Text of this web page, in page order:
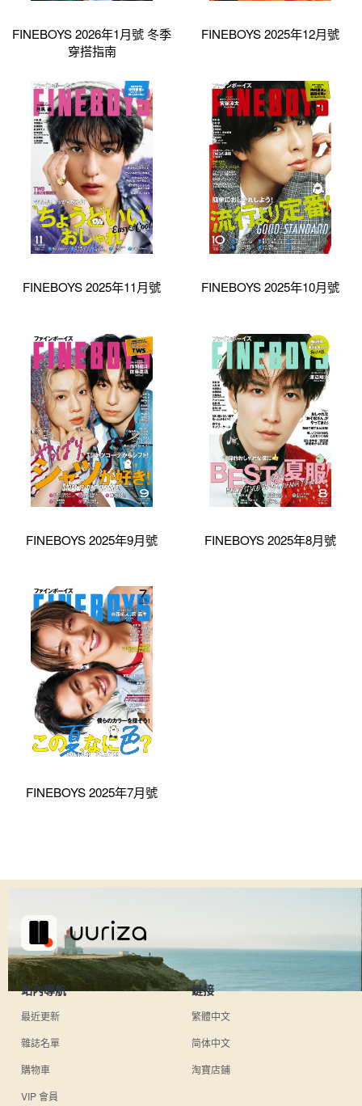
FINEBOYS 2026年1月號 冬季
穿搭指南
FINEBOYS 2025年12月號
FINEBOYS 2025年11月號 FINEBOYS 2025年10月號
FINEBOYS 2025年9月號 FINEBOYS 2025年8月號
FINEBOYS 2025年7月號
站內導航
最近更新
雜誌名單
購物車
VIP 會員
鏈接
繁體中文
简体中文
淘寶店鋪